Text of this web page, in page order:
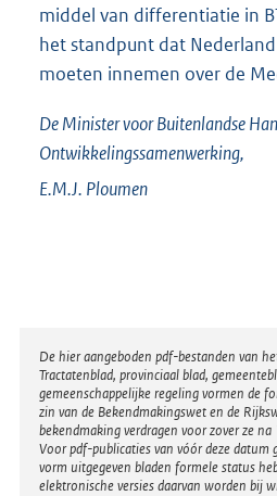
middel van differentiatie in
het standpunt dat
moeten innemen over de
De Minister voor Buitenlandse
Ontwikkelingssamenwerking,
E.M.J. Ploumen
Disclaimer
De hier aangeboden pdf-bestanden van
Tractatenblad, provinciaal blad,
gemeenschappelijke regeling vormen de
zin van de Bekendmakingswet en de
bekendmaking verdragen voor zover ze
Voor pdf-publicaties van vóór deze datum
vorm uitgegeven bladen formele status
elektronische versies daarvan worden bij